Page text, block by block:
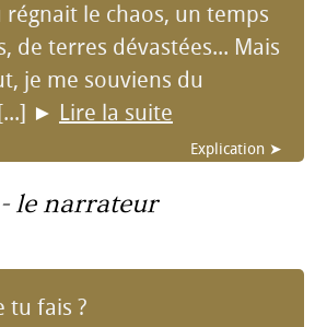
le chaos, un temps
de terres dévastées... Mais
je me souviens du
► Lire la suite
Explication ➤
le narrateur
tu fais ?